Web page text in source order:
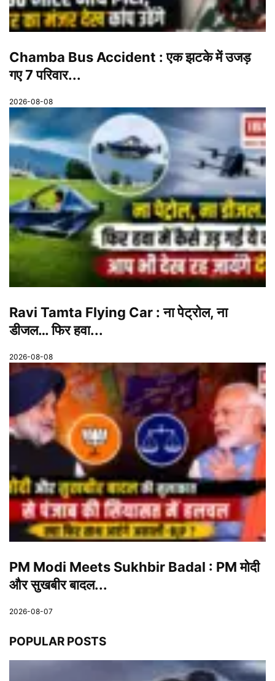
Chamba Bus Accident : एक झटके में उजड़
गए 7 परिवार...
2026-08-08
Ravi Tamta Flying Car : ना पेट्रोल, ना
डीजल… फिर हवा...
2026-08-08
PM Modi Meets Sukhbir Badal : PM मोदी
और सुखबीर बादल...
2026-08-07
POPULAR POSTS